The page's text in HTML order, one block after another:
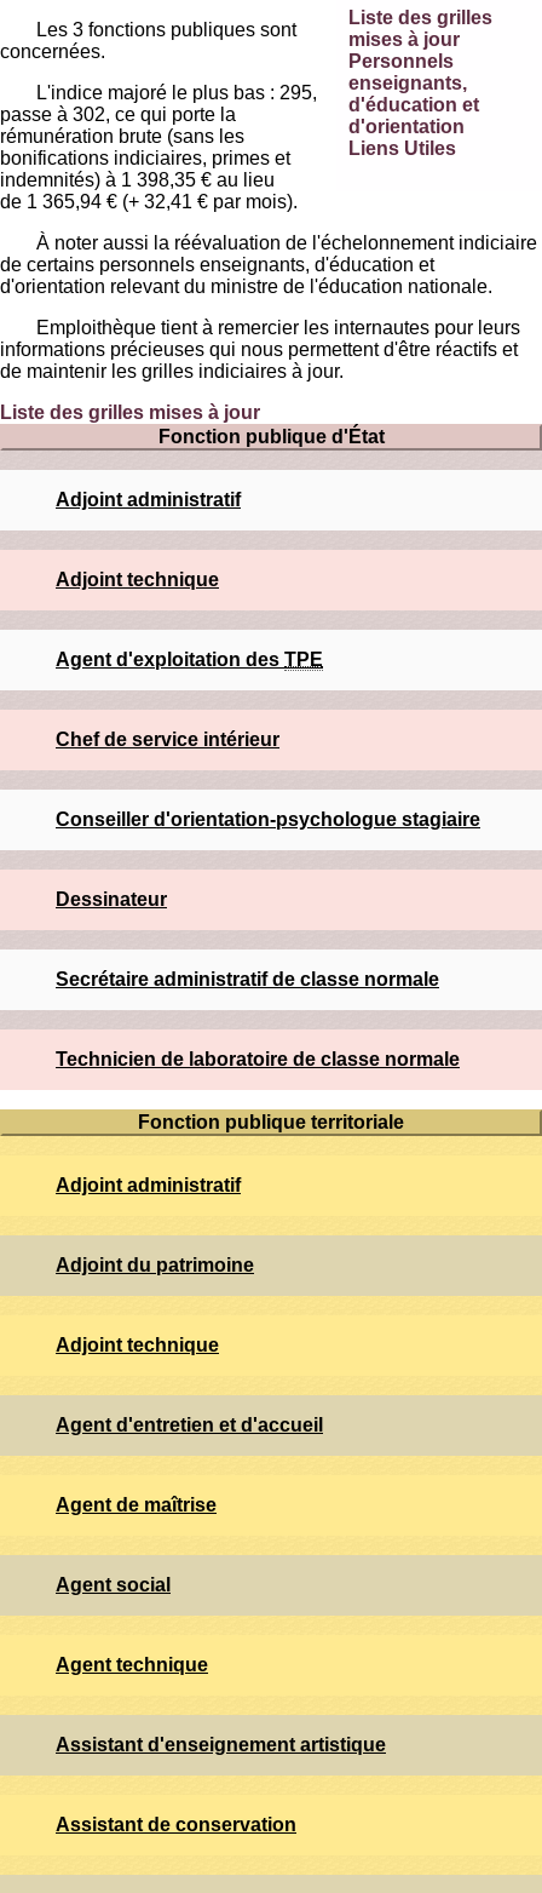
Liste des grilles
mises à jour
Personnels
enseignants,
d'éducation et
d'orientation
Liens Utiles
Les 3 fonctions publiques sont
concernées.
L'indice majoré le plus bas : 295,
passe à 302, ce qui porte la
rémunération brute (sans les
bonifications indiciaires, primes et
indemnités) à 1 398,35 € au lieu
de 1 365,94 € (+ 32,41 € par mois).
À noter aussi la réévaluation de l'échelonnement indiciaire
de certains personnels enseignants, d'éducation et
d'orientation relevant du ministre de l'éducation nationale.
Emploithèque tient à remercier les internautes pour leurs
informations précieuses qui nous permettent d'être réactifs et
de maintenir les grilles indiciaires à jour.
Liste des grilles mises à jour
Fonction publique d'État
Adjoint administratif
Adjoint technique
Agent d'exploitation des TPE
Chef de service intérieur
Conseiller d'orientation-psychologue stagiaire
Dessinateur
Secrétaire administratif de classe normale
Technicien de laboratoire de classe normale
Fonction publique territoriale
Adjoint administratif
Adjoint du patrimoine
Adjoint technique
Agent d'entretien et d'accueil
Agent de maîtrise
Agent social
Agent technique
Assistant d'enseignement artistique
Assistant de conservation